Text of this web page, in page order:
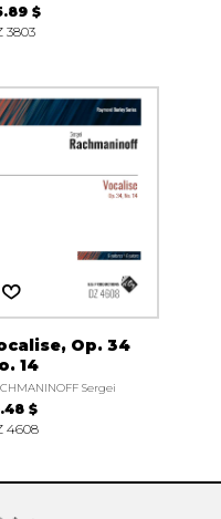
$
3803
Op. 34
14
Sergei
$
4608